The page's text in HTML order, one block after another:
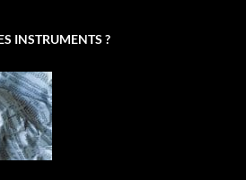
INSTRUMENTS ?